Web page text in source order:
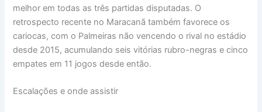
melhor em todas as três partidas disputadas. O
retrospecto recente no Maracanã também favorece os
cariocas, com o Palmeiras não vencendo o rival no estádio
desde 2015, acumulando seis vitórias rubro-negras e cinco
empates em 11 jogos desde então.
Escalações e onde assistir